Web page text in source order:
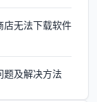
无法下载软件
题及解决方法